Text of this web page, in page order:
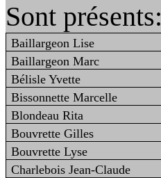
Sont présents:
Baillargeon Lise
Baillargeon Marc
Bélisle Yvette
Bissonnette Marcelle
Blondeau Rita
Bouvrette Gilles
Bouvrette Lyse
Charlebois Jean‑Claude